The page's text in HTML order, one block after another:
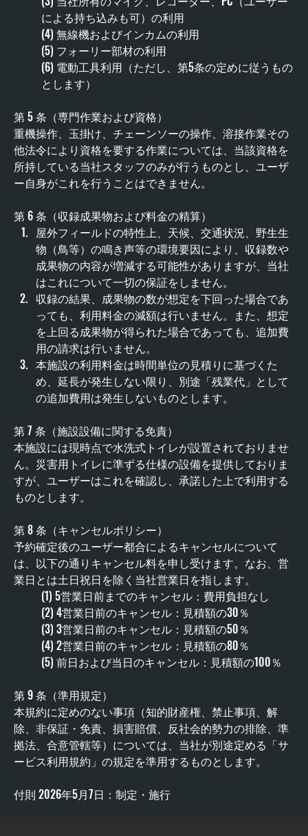
による持ち込みも可）の利用
(4) 無線機およびインカムの利用
(5) フォーリー部材の利用
(6) 電動工具利用（ただし、第5条の定めに従うもの
とします）
第 5 条（専門作業および資格）
重機操作、玉掛け、チェーンソーの操作、溶接作業その
他法令により資格を要する作業については、当該資格を
所持している当社スタッフのみが行うものとし、ユーザ
ー自身がこれを行うことはできません。
第 6 条（収録成果物および料金の精算）
屋外フィールドの特性上、天候、交通状況、野生生
物（鳥等）の鳴き声等の環境要因により、収録数や
成果物の内容が増減する可能性がありますが、当社
はこれについて一切の保証をしません。
収録の結果、成果物の数が想定を下回った場合であ
っても、利用料金の減額は行いません。また、想定
を上回る成果物が得られた場合であっても、追加費
用の請求は行いません。
本施設の利用料金は時間単位の見積りに基づくた
め、延長が発生しない限り、別途「残業代」として
の追加費用は発生しないものとします。
第 7 条（施設設備に関する免責）
本施設には現時点で水洗式トイレが設置されておりませ
ん。災害用トイレに準ずる仕様の設備を提供しておりま
すが、ユーザーはこれを確認し、承諾した上で利用する
ものとします。
第 8 条（キャンセルポリシー）
予約確定後のユーザー都合によるキャンセルについて
は、以下の通りキャンセル料を申し受けます。なお、営
業日とは土日祝日を除く当社営業日を指します。
(1) 5営業日前までのキャンセル：費用負担なし
(2) 4営業日前のキャンセル：見積額の30％
(3) 3営業日前のキャンセル：見積額の50％
(4) 2営業日前のキャンセル：見積額の80％
(5) 前日および当日のキャンセル：見積額の100％
第 9 条（準用規定）
本規約に定めのない事項（知的財産権、禁止事項、解
除、非保証・免責、損害賠償、反社会的勢力の排除、準
拠法、合意管轄等）については、当社が別途定める「サ
ービス利用規約」の規定を準用するものとします。
付則 2026年5月7日：制定・施行